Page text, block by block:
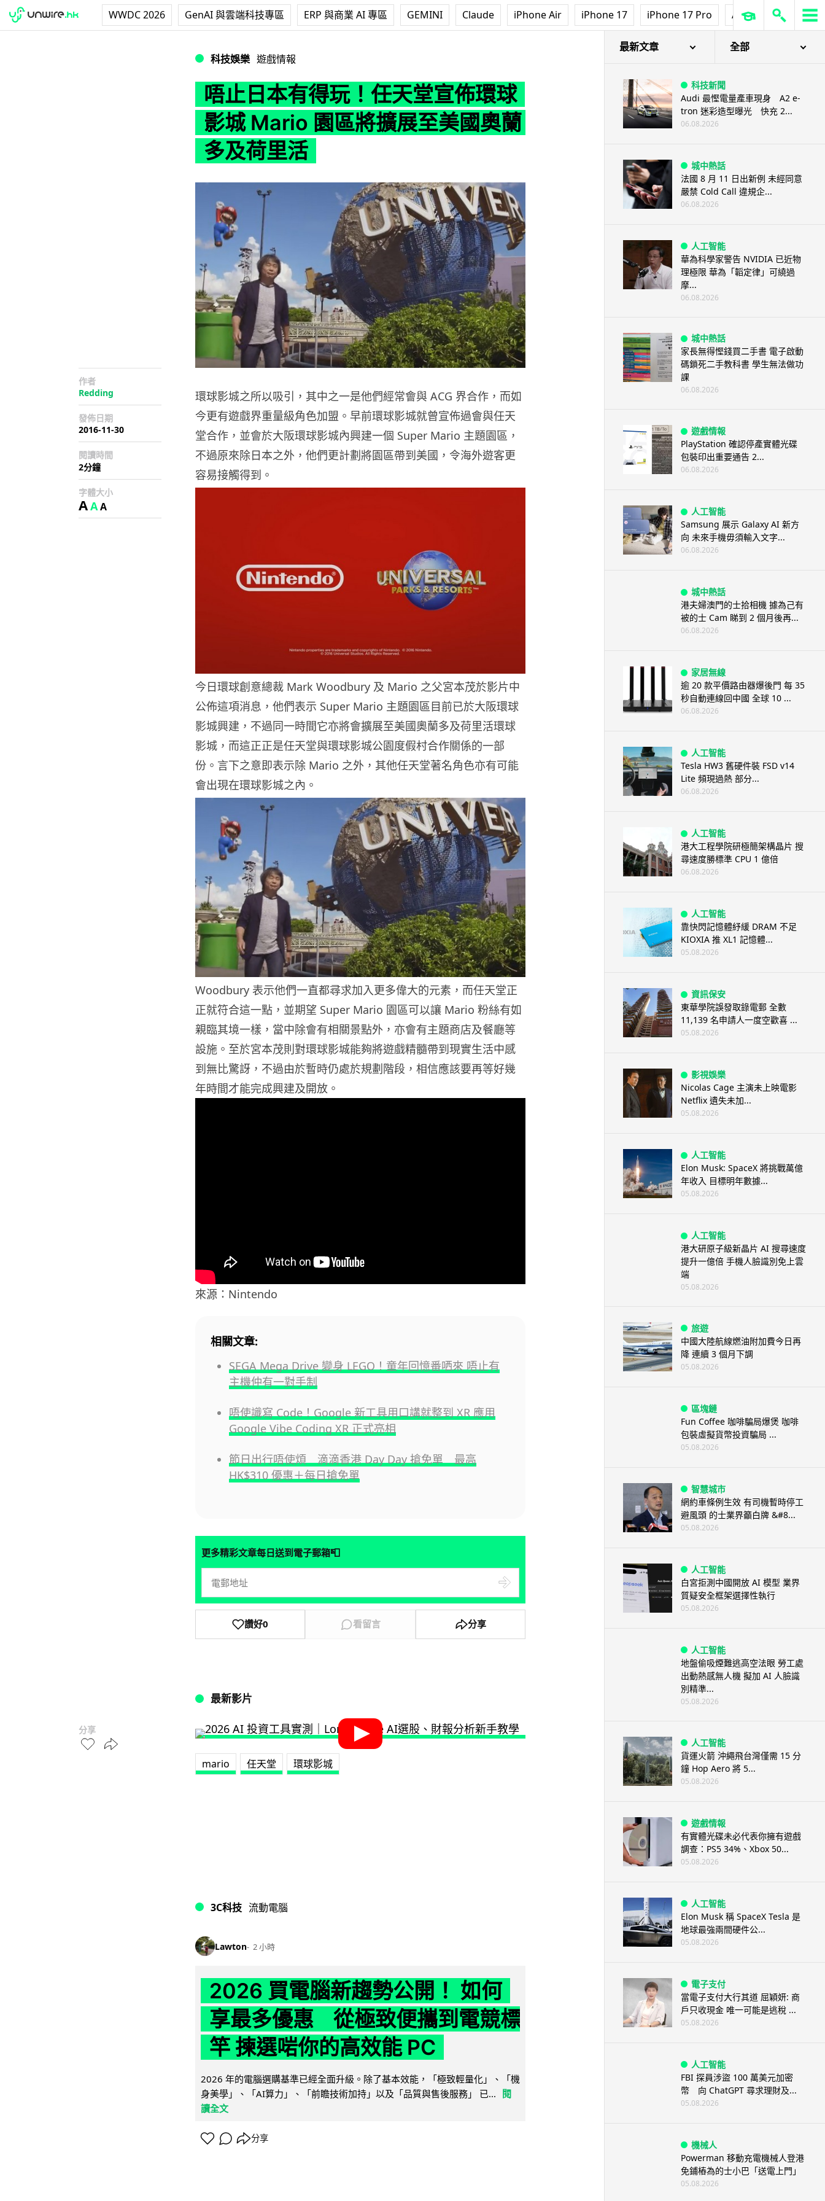
WWDC 2026 GenAI 與雲端科技專區 ERP 與商業 AI 專區 GEMINI Claude iPhone Air iPhone 17 iPhone 17 Pro AirPods Pro 3
科技娛樂 遊戲情報
唔止日本有得玩！任天堂宣佈環球
影城 Mario 園區將擴展至美國奧蘭
多及荷里活
作者
Redding
發佈日期
2016-11-30
閱讀時間
2分鐘
字體大小
AAA
分享
環球影城之所以吸引，其中之一是他們經常會與 ACG 界合作，而如
今更有遊戲界重量級角色加盟。早前環球影城就曾宣佈過會與任天
堂合作，並會於大阪環球影城內興建一個 Super Mario 主題園區，
不過原來除日本之外，他們更計劃將園區帶到美國，令海外遊客更
容易接觸得到。
今日環球創意總裁 Mark Woodbury 及 Mario 之父宮本茂於影片中
公佈這項消息，他們表示 Super Mario 主題園區目前已於大阪環球
影城興建，不過同一時間它亦將會擴展至美國奧蘭多及荷里活環球
影城，而這正正是任天堂與環球影城公園度假村合作關係的一部
份。言下之意即表示除 Mario 之外，其他任天堂著名角色亦有可能
會出現在環球影城之內。
Woodbury 表示他們一直都尋求加入更多偉大的元素，而任天堂正
正就符合這一點，並期望 Super Mario 園區可以讓 Mario 粉絲有如
親臨其境一樣，當中除會有相關景點外，亦會有主題商店及餐廳等
設施。至於宮本茂則對環球影城能夠將遊戲精髓帶到現實生活中感
到無比驚訝，不過由於暫時仍處於規劃階段，相信應該要再等好幾
年時間才能完成興建及開放。
來源：Nintendo
相關文章:
SEGA Mega Drive 變身 LEGO！童年回憶番哂來 唔止有
主機仲有一對手制
唔使識寫 Code！Google 新工具用口講就整到 XR 應用
Google Vibe Coding XR 正式亮相
節日出行唔使煩 滴滴香港 Day Day 搶免單 最高
HK$310 優惠＋每日搶免單
更多精彩文章每日送到電子郵箱📮
讚好0 看留言 分享
最新影片
mario 任天堂 環球影城
3C科技 流動電腦
Lawton 2 小時
2026 買電腦新趨勢公開！ 如何
享最多優惠 從極致便攜到電競標
竿 揀選啱你的高效能 PC
2026 年的電腦選購基準已經全面升級。除了基本效能，「極致輕量化」、「機
身美學」、「AI算力」、「前瞻技術加持」以及「品質與售後服務」 已...
閱
讀全文
分享
最新文章 全部
科技新聞
Audi 最慳電量產車現身 A2 e-
tron 迷彩造型曝光 快充 2...
06.08.2026
城中熱話
法國 8 月 11 日出新例 未經同意
嚴禁 Cold Call 違規企...
06.08.2026
人工智能
華為科學家警告 NVIDIA 已近物
理極限 華為「韜定律」可繞過
摩...
06.08.2026
城中熱話
家長無得慳錢買二手書 電子啟動
碼鎖死二手教科書 學生無法做功
課
06.08.2026
遊戲情報
PlayStation 確認停產實體光碟
包裝印出重要通告 2...
06.08.2026
人工智能
Samsung 展示 Galaxy AI 新方
向 未來手機毋須輸入文字...
06.08.2026
城中熱話
港夫婦澳門的士拾相機 據為己有
被的士 Cam 睇到 2 個月後再...
06.08.2026
家居無線
逾 20 款平價路由器爆後門 每 35
秒自動連線回中國 全球 10 ...
06.08.2026
人工智能
Tesla HW3 舊硬件裝 FSD v14
Lite 頻現過熱 部分...
06.08.2026
人工智能
港大工程學院研極簡架構晶片 搜
尋速度勝標準 CPU 1 億倍
06.08.2026
人工智能
靠快閃記憶體紓緩 DRAM 不足
KIOXIA 推 XL1 記憶體...
05.08.2026
資訊保安
東華學院誤發取錄電郵 全數
11,139 名申請人一度空歡喜 ...
05.08.2026
影視娛樂
Nicolas Cage 主演未上映電影
Netflix 遺失未加...
05.08.2026
人工智能
Elon Musk: SpaceX 將挑戰萬億
年收入 目標明年數據...
05.08.2026
人工智能
港大研原子級新晶片 AI 搜尋速度
提升一億倍 手機人臉識別免上雲
端
05.08.2026
旅遊
中國大陸航線燃油附加費今日再
降 連續 3 個月下調
05.08.2026
區塊鏈
Fun Coffee 咖啡騙局爆煲 咖啡
包裝虛擬貨幣投資騙局 ...
05.08.2026
智慧城市
網約車條例生效 有司機暫時停工
避風頭 的士業界籲白牌 &#8...
05.08.2026
人工智能
白宮拒測中國開放 AI 模型 業界
質疑安全框架選擇性執行
05.08.2026
人工智能
地盤偷吸煙難逃高空法眼 勞工處
出動熱感無人機 擬加 AI 人臉識
別精準...
05.08.2026
人工智能
貨運火箭 沖繩飛台灣僅需 15 分
鐘 Hop Aero 將 5...
05.08.2026
遊戲情報
有實體光碟未必代表你擁有遊戲
調查：PS5 34%、Xbox 50...
05.08.2026
人工智能
Elon Musk 稱 SpaceX Tesla 是
地球最強兩間硬件公...
05.08.2026
電子支付
當電子支付大行其道 屈穎妍: 商
戶只收現金 唯一可能是逃稅 ...
05.08.2026
人工智能
FBI 探員涉盜 100 萬美元加密
幣 向 ChatGPT 尋求理財及...
05.08.2026
機械人
Powerman 移動充電機械人登港
免鋪樁為的士小巴「送電上門」
05.08.2026